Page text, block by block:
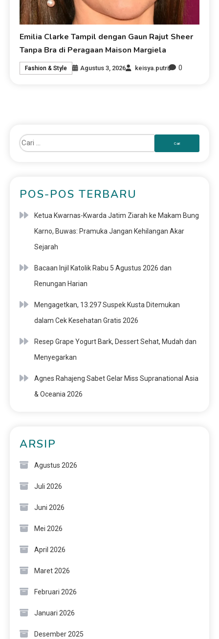
Emilia Clarke Tampil dengan Gaun Rajut Sheer
Tanpa Bra di Peragaan Maison Margiela
Fashion & Style Agustus 3, 2026 keisya.putri 0
POS-POS TERBARU
Ketua Kwarnas-Kwarda Jatim Ziarah ke Makam Bung
Karno, Buwas: Pramuka Jangan Kehilangan Akar
Sejarah
Bacaan Injil Katolik Rabu 5 Agustus 2026 dan
Renungan Harian
Mengagetkan, 13.297 Suspek Kusta Ditemukan
dalam Cek Kesehatan Gratis 2026
Resep Grape Yogurt Bark, Dessert Sehat, Mudah dan
Menyegarkan
Agnes Rahajeng Sabet Gelar Miss Supranational Asia
& Oceania 2026
ARSIP
Agustus 2026
Juli 2026
Juni 2026
Mei 2026
April 2026
Maret 2026
Februari 2026
Januari 2026
Desember 2025